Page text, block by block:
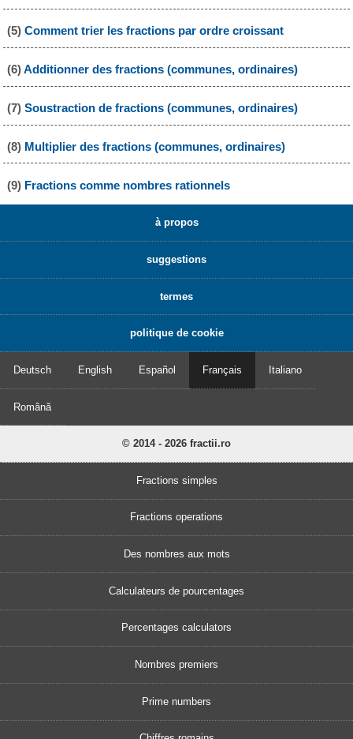
(5) Comment trier les fractions par ordre croissant
(6)Additionner des fractions (communes, ordinaires)
(7) Soustraction de fractions (communes, ordinaires)
(8) Multiplier des fractions (communes, ordinaires)
(9) Fractions comme nombres rationnels
à propos
suggestions
termes
politique de cookie
Deutsch English Español Français Italiano
Română
© 2014 - 2026 fractii.ro
Fractions simples
Fractions operations
Des nombres aux mots
Calculateurs de pourcentages
Percentages calculators
Nombres premiers
Prime numbers